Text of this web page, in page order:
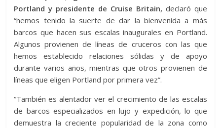
Portland y presidente de Cruise Britain, declaró que
“hemos tenido la suerte de dar la bienvenida a más
barcos que hacen sus escalas inaugurales en Portland.
Algunos provienen de líneas de cruceros con las que
hemos establecido relaciones sólidas y de apoyo
durante varios años, mientras que otros provienen de
líneas que eligen Portland por primera vez”.
“También es alentador ver el crecimiento de las escalas
de barcos especializados en lujo y expedición, lo que
demuestra la creciente popularidad de la zona como